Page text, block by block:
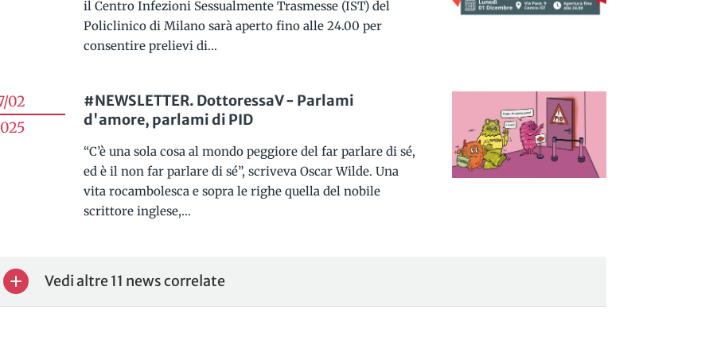
il Centro Infezioni Sessualmente Trasmesse (IST) del
Policlinico di Milano sarà aperto fino alle 24.00 per
consentire prelievi di...
02
#NEWSLETTER. DottoressaV - Parlami
d'amore, parlami di PID
“C’è una sola cosa al mondo peggiore del far parlare di sé,
ed è il non far parlare di sé”, scriveva Oscar Wilde. Una
vita rocambolesca e sopra le righe quella del nobile
scrittore inglese,...
Vedi altre 11 news correlate